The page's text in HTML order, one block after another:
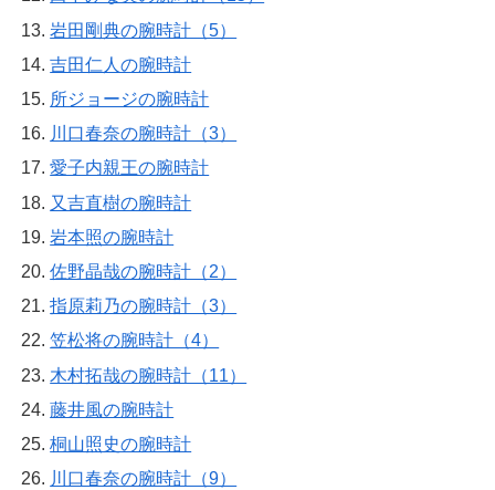
岩田剛典の腕時計（5）
吉田仁人の腕時計
所ジョージの腕時計
川口春奈の腕時計（3）
愛子内親王の腕時計
又吉直樹の腕時計
岩本照の腕時計
佐野晶哉の腕時計（2）
指原莉乃の腕時計（3）
笠松将の腕時計（4）
木村拓哉の腕時計（11）
藤井風の腕時計
桐山照史の腕時計
川口春奈の腕時計（9）